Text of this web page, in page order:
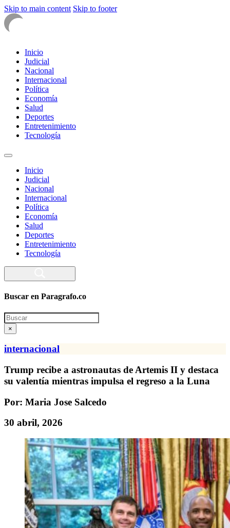
Skip to main content Skip to footer
Inicio
Judicial
Nacional
Internacional
Política
Economía
Salud
Deportes
Entretenimiento
Tecnología
Inicio
Judicial
Nacional
Internacional
Política
Economía
Salud
Deportes
Entretenimiento
Tecnología
Buscar en Paragrafo.co
Search
×
internacional
Trump recibe a astronautas de Artemis II y destaca
su valentía mientras impulsa el regreso a la Luna
Por: Maria Jose Salcedo
30 abril, 2026